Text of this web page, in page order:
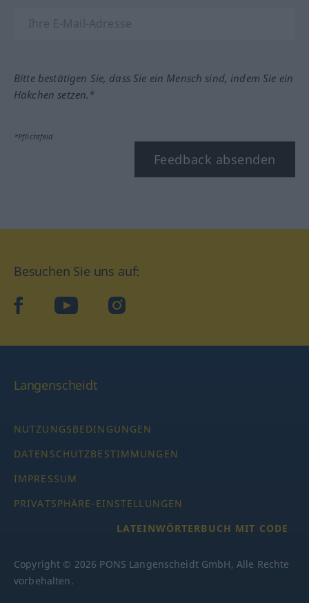
Bitte bestätigen Sie, dass Sie ein Mensch sind, indem Sie ein
Häkchen setzen.*
*Pflichtfeld
Feedback absenden
Besuchen Sie uns auf:
facebookYouTube Instagram
Langenscheidt
NUTZUNGSBEDINGUNGEN
DATENSCHUTZBESTIMMUNGEN
IMPRESSUM
PRIVATSPHÄRE-EINSTELLUNGEN
LATEINWÖRTERBUCH MIT CODE
Copyright © 2026 PONS Langenscheidt GmbH, Alle Rechte
vorbehalten.